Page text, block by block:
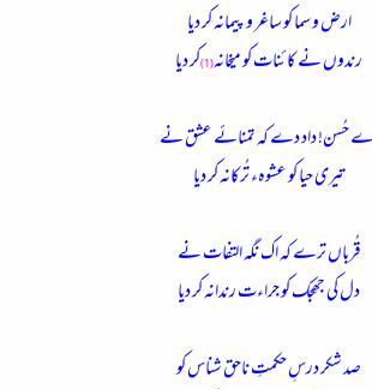
ارض و سما کو ساغر و پیمانہ کر دیا
رندوں نے کائنات کو میخانہ(1) کر دیا
حُسن! داد دے کہ تمنائے عشق نے
تیری حیا کو عشوہء تُرکانہ کر دیا
قُرباں ترے کہ اک نگہ التفات نے
دل کی جھِجک کو جراءت رندانہ کر دیا
صد شکر درسِ حکمتِ ناحق شناس کو